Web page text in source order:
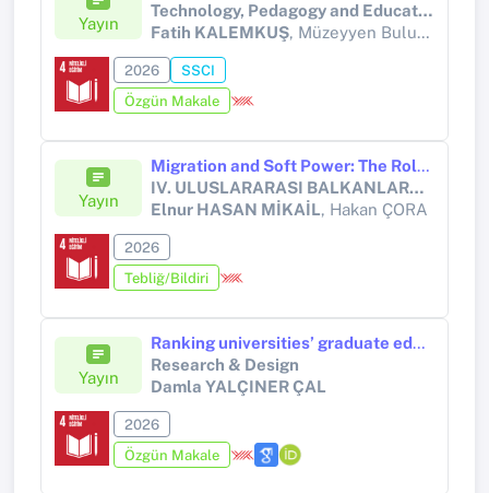
Yayın
Technology, Pedagogy and Education
Fatih KALEMKUŞ, Müzeyyen Bulut ÖZEK
2026
SSCI
Özgün Makale
Yayın
Migration and Soft Power: The Role of Turkish Language Education in Strengthening Türkiye–Balkan Relations(Göç ve Yumuşak Güç: Türkiye–Balkan İlişkilerinin Güçlendirilmesinde Türkçe Öğretiminin Rolü)
IV. ULUSLARARASI BALKANLARDA TÜRKÇE ÖĞRETİMİ VE TÜRKOLOJİ SEMPOZYUMU
Elnur HASAN MİKAİL, Hakan ÇORA
2026
Tebliğ/Bildiri
Yayın
Ranking universities’ graduate education performances through multi-criteria decision-making methods
Research & Design
Damla YALÇINER ÇAL
2026
Özgün Makale